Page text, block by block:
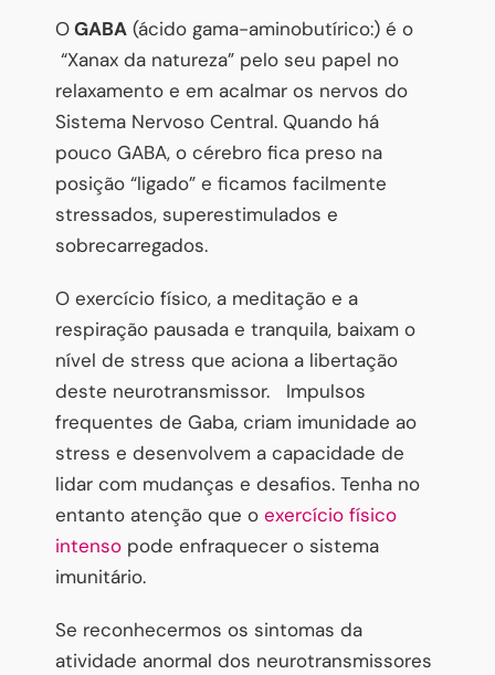
OGABA (ácido gama-aminobutírico:) é o
“Xanax da natureza” pelo seu papel no
relaxamento e em acalmar os nervos do
Sistema Nervoso Central. Quando há
pouco GABA, o cérebro fica preso na
posição “ligado” e ficamos facilmente
stressados, superestimulados e
sobrecarregados.
O exercício físico, a meditação e a
respiração pausada e tranquila, baixam o
nível de stress que aciona a libertação
deste neurotransmissor. Impulsos
frequentes de Gaba, criam imunidade ao
stress e desenvolvem a capacidade de
lidar com mudanças e desafios. Tenha no
entanto atenção que o exercício físico
intenso pode enfraquecer o sistema
imunitário.
Se reconhecermos os sintomas da
atividade anormal dos neurotransmissores